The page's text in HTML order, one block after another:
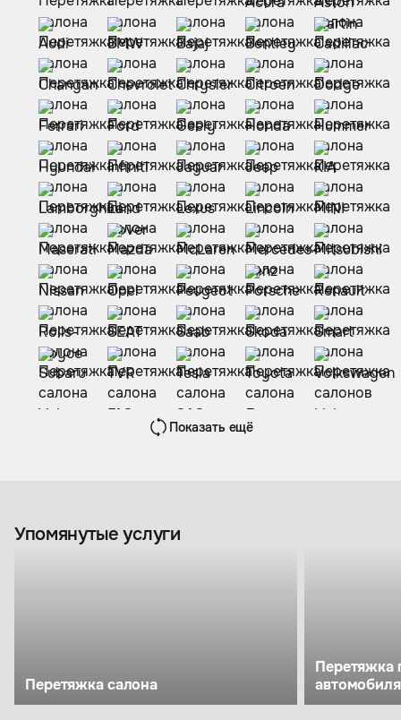
Показать ещё
Упомянутые услуги
Перетяжка салона
Перетяжка
автомобиля